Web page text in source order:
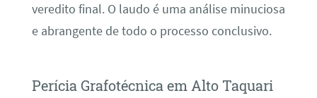
veredito final. O laudo é uma análise minuciosa
e abrangente de todo o processo conclusivo.
Perícia Grafotécnica em Alto Taquari